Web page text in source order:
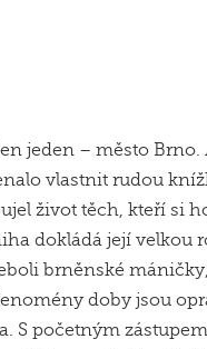
jeden – město
vlastnit rudou
život těch, kteří si
dokládá její velkou
brněnské
doby jsou
S početným